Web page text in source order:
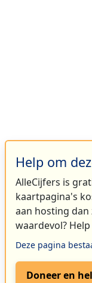
Help om
AlleCijfers is
kaartpagina's
aan hosting dan
waardevol?
Deze pagina
Doneer en